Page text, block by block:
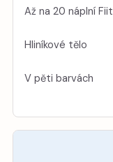
Až na 20 náplní Fiit
Hliníkové tělo
V pěti barvách